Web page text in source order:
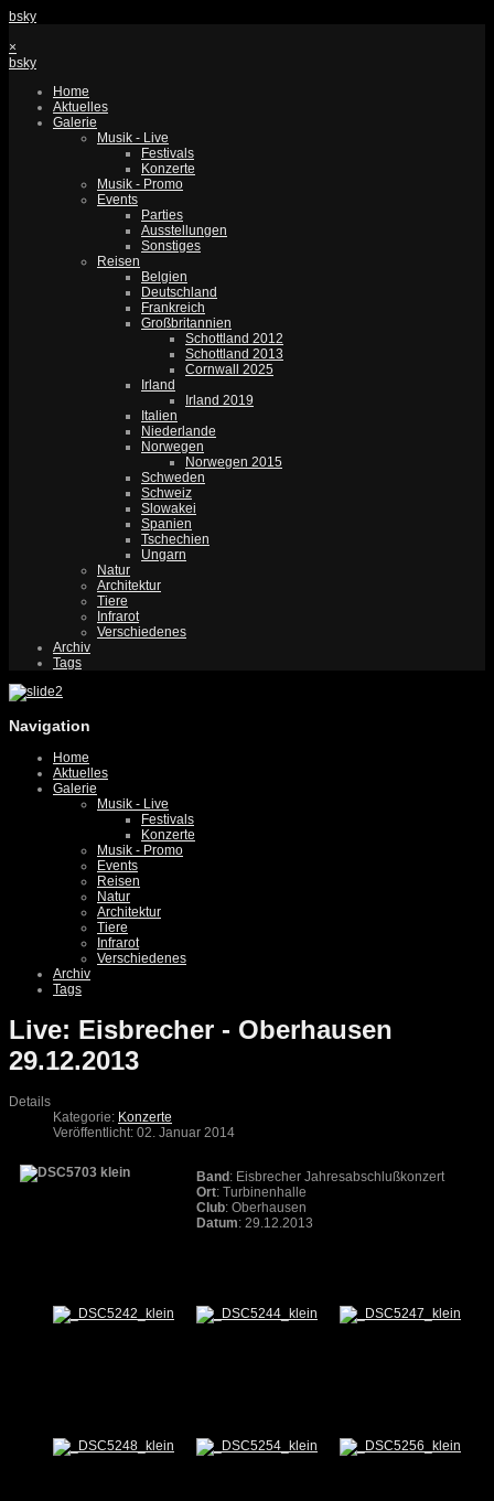
bsky
×
bsky
Home
Aktuelles
Galerie
Musik - Live
Festivals
Konzerte
Musik - Promo
Events
Parties
Ausstellungen
Sonstiges
Reisen
Belgien
Deutschland
Frankreich
Großbritannien
Schottland 2012
Schottland 2013
Cornwall 2025
Irland
Irland 2019
Italien
Niederlande
Norwegen
Norwegen 2015
Schweden
Schweiz
Slowakei
Spanien
Tschechien
Ungarn
Natur
Architektur
Tiere
Infrarot
Verschiedenes
Archiv
Tags
Navigation
Home
Aktuelles
Galerie
Musik - Live
Festivals
Konzerte
Musik - Promo
Events
Reisen
Natur
Architektur
Tiere
Infrarot
Verschiedenes
Archiv
Tags
Live: Eisbrecher - Oberhausen
29.12.2013
Details
Kategorie: Konzerte
Veröffentlicht: 02. Januar 2014
Band : Eisbrecher Jahresabschlußkonzert
Ort: Turbinenhalle
Club: Oberhausen
Datum: 29.12.2013